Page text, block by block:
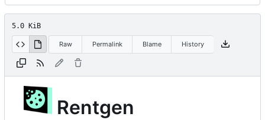
5.0 KiB
Raw Permalink Blame History
Rentgen